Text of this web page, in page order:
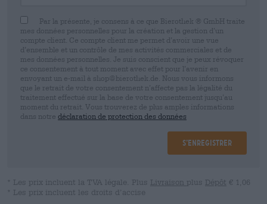
Par la présente, je consens à ce que Bierothek ® GmbH traite
mes données personnelles pour la création et la gestion d’un
compte client. Ce compte client me permet d’avoir une vue
d’ensemble et un contrôle de mes activités commerciales et de
mes données personnelles. Je suis conscient que je peux révoquer
ce consentement à tout moment avec effet pour l’avenir en
envoyant un e-mail à shop@bierothek.de. Nous vous informons
que le retrait de votre consentement n’affecte pas la légalité du
traitement effectué sur la base de votre consentement jusqu’au
moment du retrait. Vous trouverez de plus amples informations
dans notre déclaration de protection des données
S’enregistrer
* Les prix incluent la TVA légale. Plus Livraison plus Dépôt € 1,06
* Les prix incluent les droits d’accise